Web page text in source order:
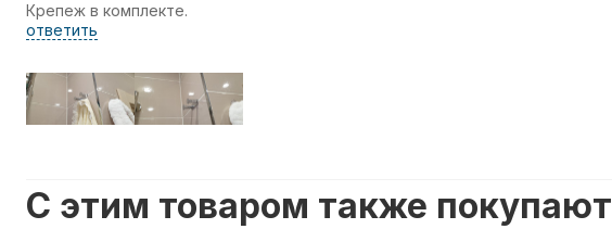
Крепеж в комплекте.
ответить
C этим товаром также покупают